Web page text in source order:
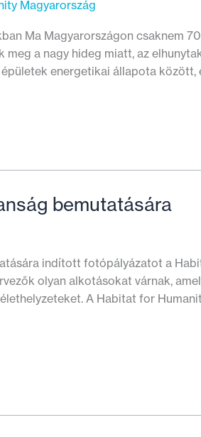
Magyarország
Ma Magyarországon csaknem
a nagy hideg miatt, az
energetikai állapota között,
bemutatására
indított fotópályázatot a
olyan alkotásokat várnak,
A Habitat for